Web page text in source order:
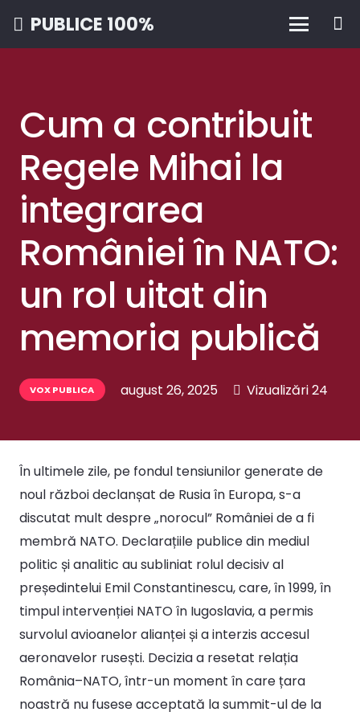
PUBLICE 100%
Cum a contribuit
Regele Mihai la
integrarea
României în NATO:
un rol uitat din
memoria publică
VOX PUBLICA august 26, 2025 Vizualizări24
În ultimele zile, pe fondul tensiunilor generate de
noul război declanșat de Rusia în Europa, s-a
discutat mult despre „norocul” României de a fi
membră NATO. Declarațiile publice din mediul
politic și analitic au subliniat rolul decisiv al
președintelui Emil Constantinescu, care, în 1999, în
timpul intervenției NATO în Iugoslavia, a permis
survolul avioanelor alianței și a interzis accesul
aeronavelor rusești. Decizia a resetat relația
România–NATO, într-un moment în care țara
noastră nu fusese acceptată la summit-ul de la